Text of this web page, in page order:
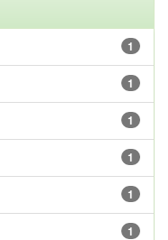
1
1
1
1
1
1